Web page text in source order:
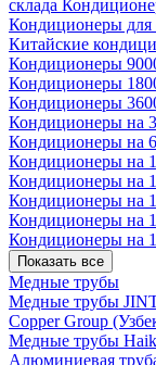
склада
Кондиционеры для
Китайские
Кондиционеры
Кондиционеры
Кондиционеры
Кондиционеры на
Кондиционеры на
Кондиционеры на
Кондиционеры на
Кондиционеры на
Кондиционеры на
Кондиционеры на
Показать все
Медные трубы
Медные трубы
Copper Group
Медные трубы
Алюминиевая